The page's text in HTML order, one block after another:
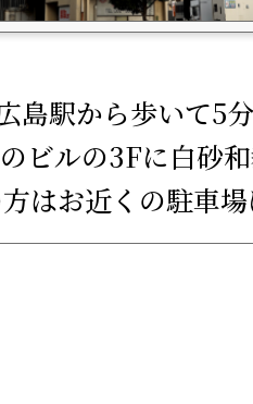
島駅から歩いて5分
ビルの3Fに白砂和
はお近くの駐車場